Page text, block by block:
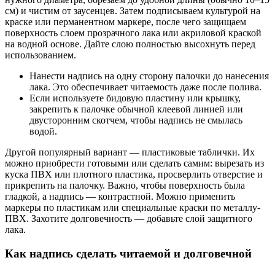
см) и чистим от заусенцев. Затем подписываем культурой на
краске или перманентном маркере, после чего защищаем
поверхность слоем прозрачного лака или акриловой краской
на водной основе. Дайте слою полностью высохнуть перед
использованием.
Нанести надпись на одну сторону палочки до нанесения
лака. Это обеспечивает читаемость даже после полива.
Если используете бидовую пластину или крышку,
закрепить к палочке обычной клеевой линией или
двусторонним скотчем, чтобы надпись не смылась
водой.
Другой популярный вариант — пластиковые таблички. Их
можно приобрести готовыми или сделать самим: вырезать из
куска ПВХ или плотного пластика, просверлить отверстие и
прикрепить на палочку. Важно, чтобы поверхность была
гладкой, а надпись — контрастной. Можно применить
маркеры по пластикам или специальные краски по металлу-
ПВХ. Захотите долговечность — добавьте слой защитного
лака.
Как надпись сделать читаемой и долговечной